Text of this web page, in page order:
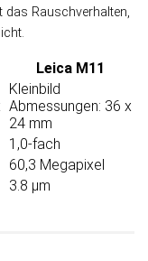
das Rausch­ver­hal­ten,
Leica M11
Kleinbild
Abmessungen: 36 x
24 mm
1,0-fach
60,3 Megapixel
3.8 µm